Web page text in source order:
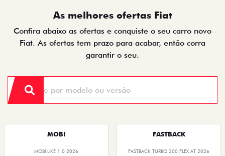
As melhores ofertas Fiat
Confira abaixo as ofertas e conquiste o seu carro novo
Fiat. As ofertas tem prazo para acabar, então corra
garantir o seu.
MOBI
MOBI LIKE 1.0 2026
FASTBACK
FASTBACK TURBO 200 FLEX AT 2026